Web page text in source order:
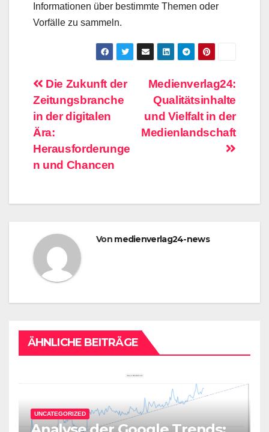
Informationen über bestimmte Themen oder
Vorfälle zu sammeln.
Beitragsnavigation
Medienverlag24:
Qualitätsinhalte
und Vielfalt in der
Medienlandschaft
Die Zukunft der
Zeitungsbranche
in der digitalen
Ära:
Herausforderunge
n und Chancen
Von medienverlag24-news
ÄHNLICHE BEITRÄGE
UNCATEGORIZED